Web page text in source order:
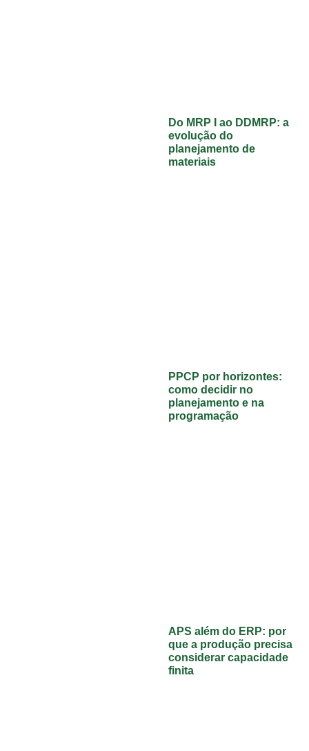
Do MRP I ao DDMRP: a
evolução do
planejamento de
materiais
PPCP por horizontes:
como decidir no
planejamento e na
programação
APS além do ERP: por
que a produção precisa
considerar capacidade
finita